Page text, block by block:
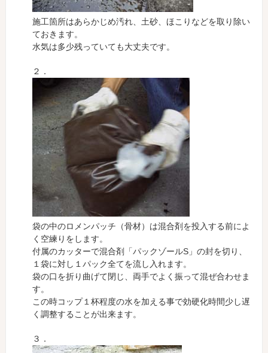
施工箇所はあらかじめ汚れ、土砂、ほこりなどを取り除い
ておきます。
水気は多少残っていても大丈夫です。
２．
袋の中のロメンパッチ（骨材）は混合剤を投入する前によ
く空練りをします。
付属のカッターで混合剤「パックゾールS」の封を切り、
１袋に対し１パック全てを流し入れます。
袋の口を折り曲げて閉じ、両手でよく振って混ぜ合わせま
す。
この時コップ１杯程度の水を加える事で効硬化時間少し遅
く調整することが出来ます。
３．